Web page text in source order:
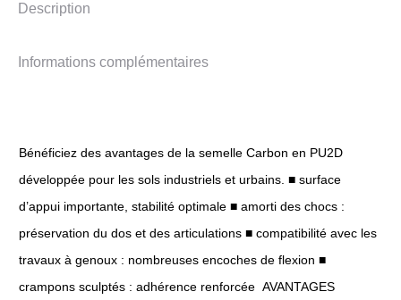
Description
Informations complémentaires
Bénéficiez des avantages de la semelle Carbon en PU2D
développée pour les sols industriels et urbains. ■ surface
d’appui importante, stabilité optimale ■ amorti des chocs :
préservation du dos et des articulations ■ compatibilité avec les
travaux à genoux : nombreuses encoches de flexion ■
crampons sculptés : adhérence renforcée AVANTAGES